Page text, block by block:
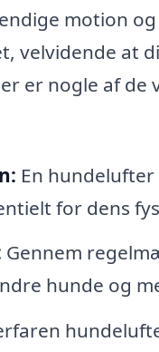
motion
velvidende at
er nogle af
En
for dens
Gennem
hunde og